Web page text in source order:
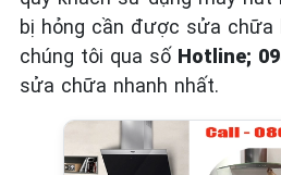
bị hỏng cần được sửa chữa
chúng tôi qua số Hotline;
sửa chữa nhanh nhất.